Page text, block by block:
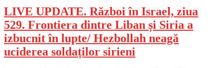
LIVE UPDATE. Război în Israel, ziua
529. Frontiera dintre Liban și Siria a
izbucnit în lupte/ Hezbollah neagă
uciderea soldaților sirieni